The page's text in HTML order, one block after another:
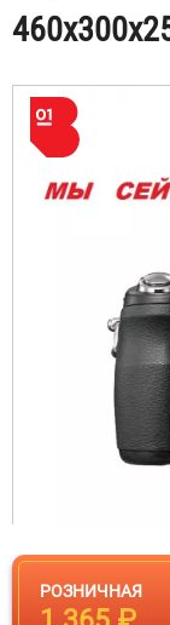
РОЗНИЧНАЯ